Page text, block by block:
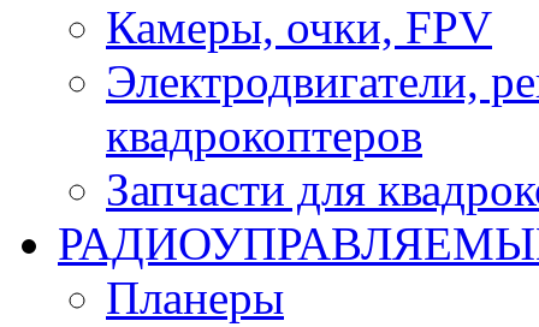
Камеры, очки, FPV
Электродвигатели,
квадрокоптеров
Запчасти для
Планеры